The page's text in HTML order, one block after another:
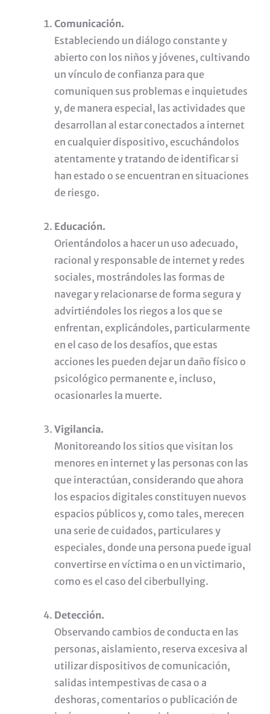
Comunicación.
Estableciendo un diálogo constante y
abierto con los niños y jóvenes, cultivando
un vínculo de confianza para que
comuniquen sus problemas e inquietudes
y, de manera especial, las actividades que
desarrollan al estar conectados a internet
en cualquier dispositivo, escuchándolos
atentamente y tratando de identificar si
han estado o se encuentran en situaciones
de riesgo.
Educación.
Orientándolos a hacer un uso adecuado,
racional y responsable de internet y redes
sociales, mostrándoles las formas de
navegar y relacionarse de forma segura y
advirtiéndoles los riegos a los que se
enfrentan, explicándoles, particularmente
en el caso de los desafíos, que estas
acciones les pueden dejar un daño físico o
psicológico permanente e, incluso,
ocasionarles la muerte.
Vigilancia.
Monitoreando los sitios que visitan los
menores en internet y las personas con las
que interactúan, considerando que ahora
los espacios digitales constituyen nuevos
espacios públicos y, como tales, merecen
una serie de cuidados, particulares y
especiales, donde una persona puede igual
convertirse en víctima o en un victimario,
como es el caso del ciberbullying.
Detección.
Observando cambios de conducta en las
personas, aislamiento, reserva excesiva al
utilizar dispositivos de comunicación,
salidas intempestivas de casa o a
deshoras, comentarios o publicación de